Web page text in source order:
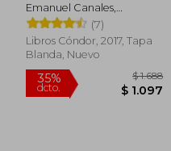
Emanuel Canales,
Magdalena Cortés
(7)
Libros Cóndor, 2017, Tapa
Blanda, Nuevo